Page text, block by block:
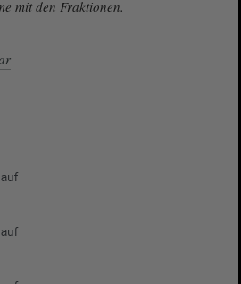
mit den Fraktionen.